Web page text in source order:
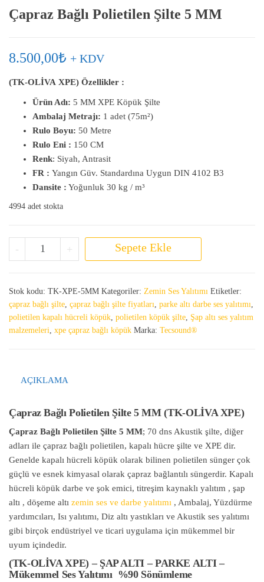
Çapraz Bağlı Polietilen Şilte 5 MM
8.500,00₺ + KDV
(TK-OLİVA XPE) Özellikler :
Ürün Adı: 5 MM XPE Köpük Şilte
Ambalaj Metrajı: 1 adet (75m²)
Rulo Boyu: 50 Metre
Rulo Eni : 150 CM
Renk: Siyah, Antrasit
FR : Yangın Güv. Standardına Uygun DIN 4102 B3
Dansite : Yoğunluk 30 kg / m³
4994 adet stokta
- Çapraz Bağlı Polietilen Şilte 5 MM adet
+ Sepete Ekle
Stok kodu: TK-XPE-5MM Kategoriler: Zemin Ses Yalıtımı Etiketler:
çapraz bağlı şilte çapraz bağlı şilte fiyatları parke altı darbe ses yalıtımı
polietilen kapalı hücreli köpük polietilen köpük şilte Şap altı ses yalıtım
malzemeleri xpe çapraz bağlı köpük Marka: Tecsound®
AÇIKLAMA
Çapraz Bağlı Polietilen Şilte 5 MM (TK-OLİVA XPE)
Çapraz Bağlı Polietilen Şilte 5 MM; 70 dns Akustik şilte, diğer
adları ile çapraz bağlı polietilen, kapalı hücre şilte ve XPE dir.
Genelde kapalı hücreli köpük olarak bilinen polietilen sünger çok
güçlü ve esnek kimyasal olarak çapraz bağlantılı süngerdir. Kapalı
hücreli köpük darbe ve şok emici, titreşim kaynaklı yalıtım , şap
altı , döşeme altı zemin ses ve darbe yalıtımı , Ambalaj, Yüzdürme
yardımcıları, Isı yalıtımı, Diz altı yastıkları ve Akustik ses yalıtımı
gibi birçok endüstriyel ve ticari uygulama için mükemmel bir
uyum içindedir.
(TK-OLİVA XPE) – ŞAP ALTI – PARKE ALTI –
Mükemmel Ses Yalıtımı %90 Sönümleme